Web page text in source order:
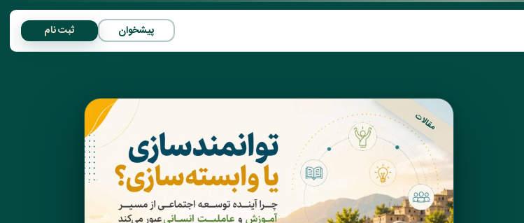
پیشخوان ثبت نام
مقالات